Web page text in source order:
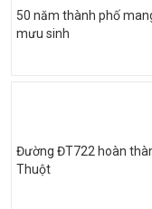
50 năm thành phố
mưu sinh
Đường ĐT722 hoàn
Thuột